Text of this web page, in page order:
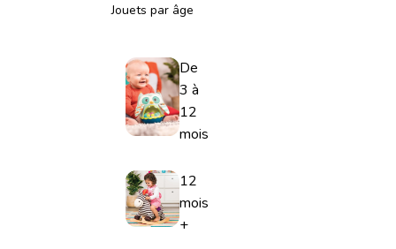
Jouets par âge
De
3 à
12
mois
12
mois
+